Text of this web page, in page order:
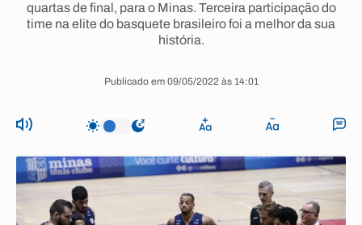
quartas de final, para o Minas. Terceira participação do
time na elite do basquete brasileiro foi a melhor da sua
história.
Publicado em 09/05/2022 às 14:01